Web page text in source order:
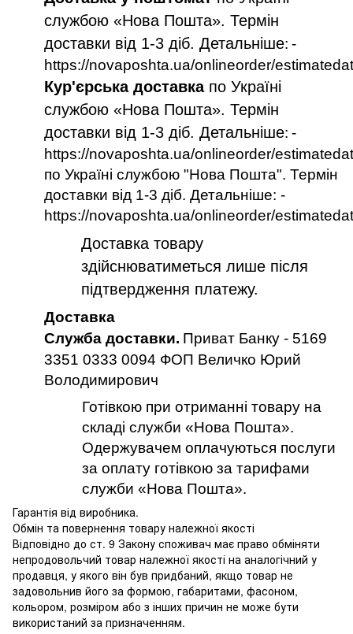
службою «Нова Пошта». Термін
доставки від 1-3 діб. Детальніше: -
https://novaposhta.ua/onlineorder/
Кур'єрська доставка по Україні
службою «Нова Пошта». Термін
доставки від 1-3 діб. Детальніше: -
https://novaposhta.ua/onlineorder/
по Україні службою "Нова Пошта". Термін
доставки від 1-3 діб. Детальніше: -
https://novaposhta.ua/onlineorder/
Доставка товару
здійснюватиметься лише після
підтвердження платежу.
Доставка
Служба доставки. Приват Банку - 5169
3351 0333 0094 ФОП Величко Юрий
Володимирович
Готівкою при отриманні товару на
складі служби «Нова Пошта».
Одержувачем оплачуються послуги
за оплату готівкою за тарифами
служби «Нова Пошта».
Гарантія від виробника.
Обмін та повернення товару належної якості
Відповідно до ст. 9 Закону споживач має право обміняти
непродовольчий товар належної якості на аналогічний у
продавця, у якого він був придбаний, якщо товар не
задовольнив його за формою, габаритами, фасоном,
кольором, розміром або з інших причин не може бути
використаний за призначенням.